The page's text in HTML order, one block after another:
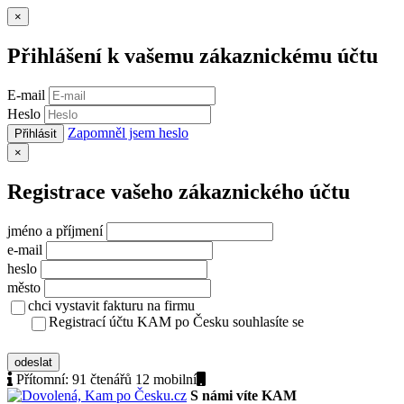
×
Přihlášení k vašemu zákaznickému účtu
E-mail
Heslo
Přihlásit Zapomněl jsem heslo
×
Registrace vašeho zákaznického účtu
jméno a příjmení
e-mail
heslo
město
chci vystavit fakturu na firmu
Registrací účtu KAM po Česku souhlasíte se
odeslat
Přítomní: 91 čtenářů 12 mobilní
S námi víte KAM